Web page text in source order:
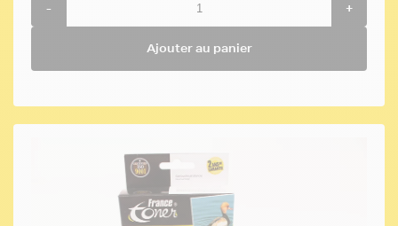
- +
Ajouter au panier